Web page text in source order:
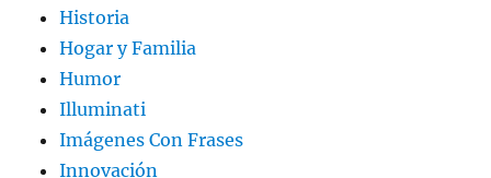
Historia
Hogar y Familia
Humor
Illuminati
Imágenes Con Frases
Innovación